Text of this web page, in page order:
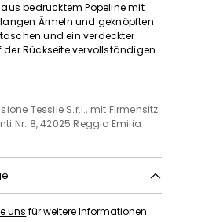
bedrucktem Popeline mit
Ärmeln und geknöpften
und ein verdeckter
Rückseite vervollständigen
Tessile S.r.l., mit Firmensitz
Nr. 8, 42025 Reggio Emilia
wäschetrockner trocknen;
uns für weitere Informationen